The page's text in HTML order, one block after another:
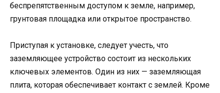
беспрепятственным доступом к земле, например,
грунтовая площадка или открытое пространство.
Приступая к установке, следует учесть, что
заземляющее устройство состоит из нескольких
ключевых элементов. Один из них — заземляющая
плита, которая обеспечивает контакт с землей. Кроме